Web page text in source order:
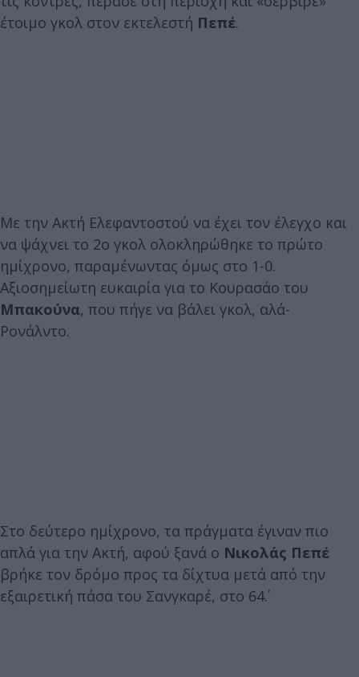
έτοιμο γκολ στον εκτελεστή Πεπέ.
Με την Ακτή Ελεφαντοστού να έχει τον έλεγχο και
να ψάχνει το 2ο γκολ ολοκληρώθηκε το πρώτο
ημίχρονο, παραμένωντας όμως στο 1-0.
Αξιοσημείωτη ευκαιρία για το Κουρασάο του
Μπακούνα, που πήγε να βάλει γκολ, αλά-
Ρονάλντο.
Στο δεύτερο ημίχρονο, τα πράγματα έγιναν πιο
απλά για την Ακτή, αφού ξανά ο Νικολάς Πεπέ
βρήκε τον δρόμο προς τα δίχτυα μετά από την
εξαιρετική πάσα του Σανγκαρέ, στο 64΄.